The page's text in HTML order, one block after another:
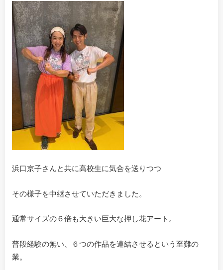
浜口京子さんと共に高校生に気合を送りつつ
その様子を中継させていただきました。
通常サイズの６倍も大きい巨大な押し花アート。
普段経験の無い、６つの作品を連結させるという至難の
業。